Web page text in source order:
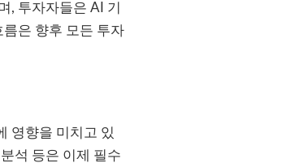
, 투자자들은 AI 기
은 향후 모든 투자
영향을 미치고 있
석 등은 이제 필수